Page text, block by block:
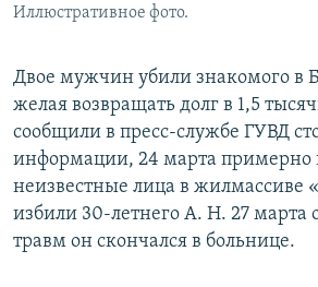
Иллюстративное фото.
Двое мужчин убили знакомого в
желая возвращать долг в 1,5
сообщили в пресс-службе ГУВД
информации, 24 марта примерно
неизвестные лица в жилмассиве
избили 30-летнего А. Н. 27 марта
травм он скончался в больнице.